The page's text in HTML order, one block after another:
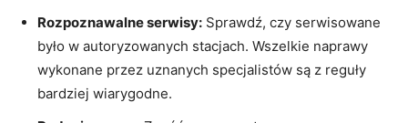
Rozpoznawalne serwisy: Sprawdź, czy⁢ serwisowane​
było w ⁣autoryzowanych stacjach. ⁤Wszelkie naprawy
wykonane przez uznanych specjalistów są z​ reguły
bardziej ‌wiarygodne.